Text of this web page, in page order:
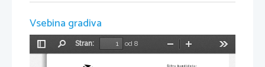
Vsebina gradiva
Preklopi
Stran:
od 8
Pomanjšaj